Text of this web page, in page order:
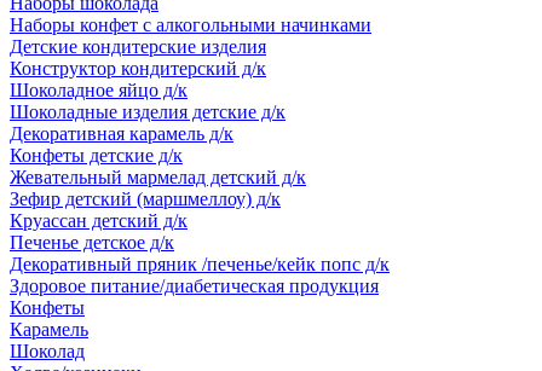
Наборы конфет с алкогольными начинками
Детские кондитерские изделия
Конструктор кондитерский д/к
Шоколадное яйцо д/к
Шоколадные изделия детские д/к
Декоративная карамель д/к
Конфеты детские д/к
Жевательный мармелад детский д/к
Зефир детский (маршмеллоу) д/к
Круассан детский д/к
Печенье детское д/к
Декоративный пряник /печенье/кейк попс д/к
Здоровое питание/диабетическая продукция
Конфеты
Карамель
Шоколад